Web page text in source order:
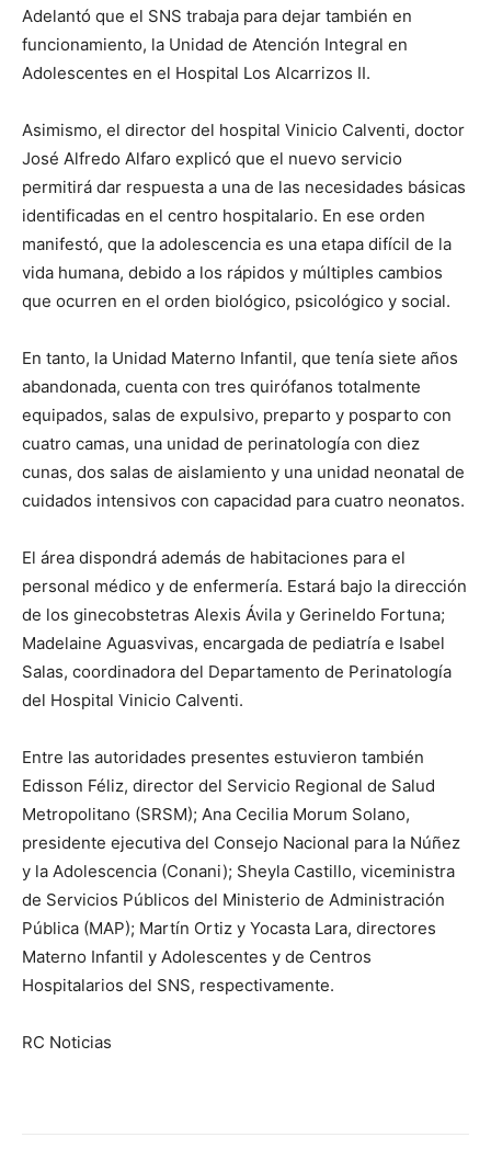
Adelantó que el SNS trabaja para dejar también en
funcionamiento, la Unidad de Atención Integral en
Adolescentes en el Hospital Los Alcarrizos II.
Asimismo, el director del hospital Vinicio Calventi, doctor
José Alfredo Alfaro explicó que el nuevo servicio
permitirá dar respuesta a una de las necesidades básicas
identificadas en el centro hospitalario. En ese orden
manifestó, que la adolescencia es una etapa difícil de la
vida humana, debido a los rápidos y múltiples cambios
que ocurren en el orden biológico, psicológico y social.
En tanto, la Unidad Materno Infantil, que tenía siete años
abandonada, cuenta con tres quirófanos totalmente
equipados, salas de expulsivo, preparto y posparto con
cuatro camas, una unidad de perinatología con diez
cunas, dos salas de aislamiento y una unidad neonatal de
cuidados intensivos con capacidad para cuatro neonatos.
El área dispondrá además de habitaciones para el
personal médico y de enfermería. Estará bajo la dirección
de los ginecobstetras Alexis Ávila y Gerineldo Fortuna;
Madelaine Aguasvivas, encargada de pediatría e Isabel
Salas, coordinadora del Departamento de Perinatología
del Hospital Vinicio Calventi.
Entre las autoridades presentes estuvieron también
Edisson Féliz, director del Servicio Regional de Salud
Metropolitano (SRSM); Ana Cecilia Morum Solano,
presidente ejecutiva del Consejo Nacional para la Núñez
y la Adolescencia (Conani); Sheyla Castillo, viceministra
de Servicios Públicos del Ministerio de Administración
Pública (MAP); Martín Ortiz y Yocasta Lara, directores
Materno Infantil y Adolescentes y de Centros
Hospitalarios del SNS, respectivamente.
RC Noticias